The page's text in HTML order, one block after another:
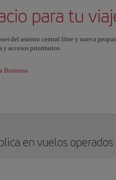
para tu
del asiento central libre y nueva
y accesos prioritarios.
Business
en vuelos operados